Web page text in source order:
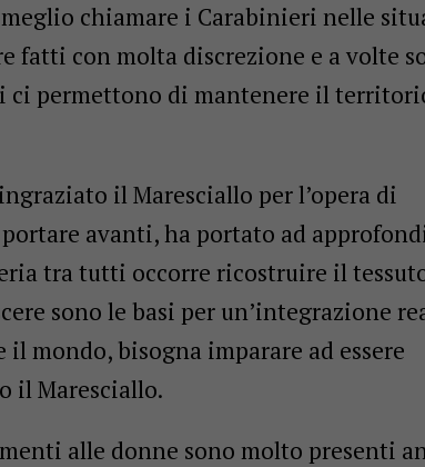
chiamare i Carabinieri nelle
fatti con molta discrezione e a volte
permettono di mantenere il
il Maresciallo per l’opera di
avanti, ha portato ad
tra tutti occorre ricostruire il
sono le basi per un’integrazione
mondo, bisogna imparare ad essere
il Maresciallo.
alle donne sono molto presenti